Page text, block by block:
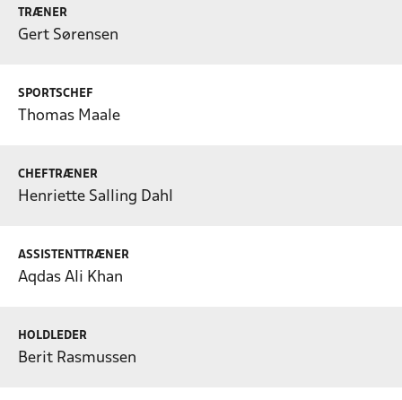
TRÆNER
Gert Sørensen
SPORTSCHEF
Thomas Maale
CHEFTRÆNER
Henriette Salling Dahl
ASSISTENTTRÆNER
Aqdas Ali Khan
HOLDLEDER
Berit Rasmussen